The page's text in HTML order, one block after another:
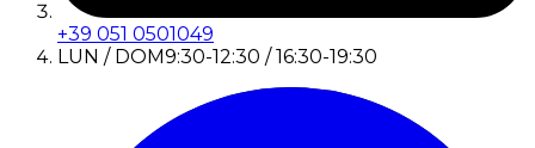
+39 051 0501049
LUN / DOM9:30-12:30 / 16:30-19:30